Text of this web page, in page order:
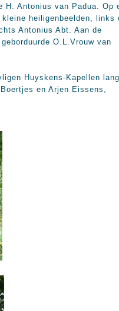
H. Antonius van Padua. Op
heiligenbeelden, links
Antonius Abt. Aan de
O.L.Vrouw van
Huyskens-Kapellen
en Arjen Eissens,